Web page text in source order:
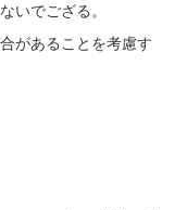
いでござる。
があることを考慮す